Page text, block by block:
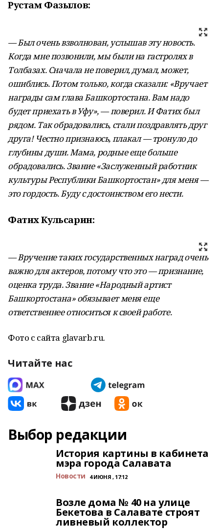
Рустам Фазылов:
— Был очень взволнован, услышав эту новость.
Когда мне позвонили, мы были на гастролях в
Толбазах. Сначала не поверил, думал, может,
ошиблись. Потом только, когда сказали: «Вручает
награды сам глава Башкортостана. Вам надо
будет приехать в Уфу», — поверил. И Фатих был
рядом. Так обрадовались, стали поздравлять друг
друга! Честно признаюсь, плакал — тронуло до
глубины души. Мама, родные еще больше
обрадовались. Звание «Заслуженный работник
культуры Республики Башкортостан» для меня —
это гордость. Буду с достоинством его нести.
Фатих Кульсарин:
— Вручение таких государственных наград очень
важно для актеров, потому что это — признание,
оценка труда. Звание «Народный артист
Башкортостана» обязывает меня еще
ответственнее относиться к своей работе.
Фото с сайта glavarb.ru.
Читайте нас
Выбор редакции
История картины в кабинета
мэра города Салавата
Новости 4 ИЮНЯ , 17:12
Возле дома № 40 на улице
Бекетова в Салавате строят
ливневый коллектор